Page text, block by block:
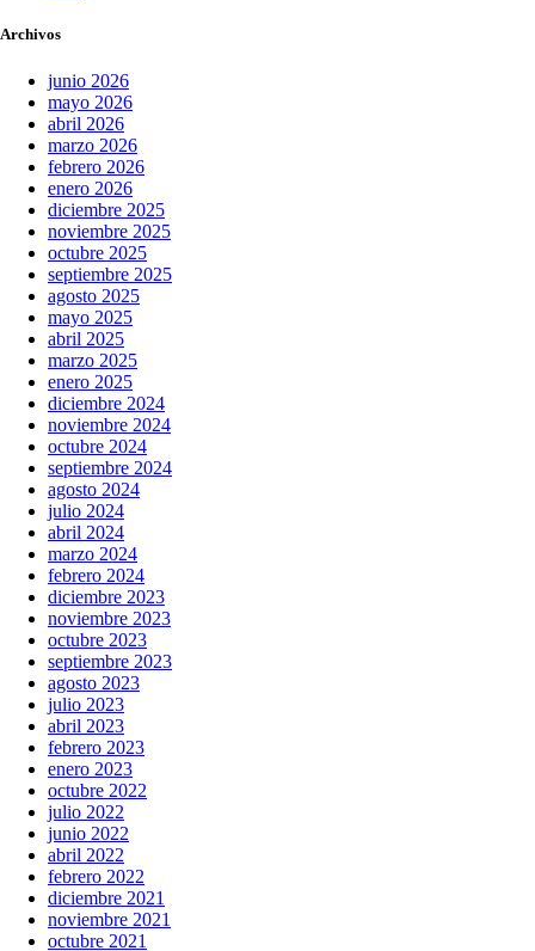
Archivos
junio 2026
mayo 2026
abril 2026
marzo 2026
febrero 2026
enero 2026
diciembre 2025
noviembre 2025
octubre 2025
septiembre 2025
agosto 2025
mayo 2025
abril 2025
marzo 2025
enero 2025
diciembre 2024
noviembre 2024
octubre 2024
septiembre 2024
agosto 2024
julio 2024
abril 2024
marzo 2024
febrero 2024
diciembre 2023
noviembre 2023
octubre 2023
septiembre 2023
agosto 2023
julio 2023
abril 2023
febrero 2023
enero 2023
octubre 2022
julio 2022
junio 2022
abril 2022
febrero 2022
diciembre 2021
noviembre 2021
octubre 2021